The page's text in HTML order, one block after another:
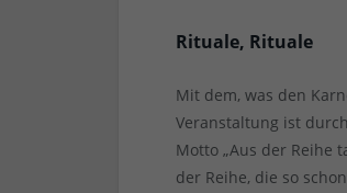
Rituale, Rituale
Mit dem, was den
Veranstaltung ist
Motto „Aus der Reihe
der Reihe, die so